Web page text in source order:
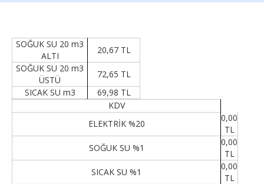
SOĞUK SU 20 m3
ALTI
20,67 TL
SOĞUK SU 20 m3
ÜSTÜ
72,65 TL
SICAK SU m3
69,98 TL
KDV
ELEKTRİK %20
0,00
TL
SOĞUK SU %1
0,00
TL
SICAK SU %1
0,00
TL